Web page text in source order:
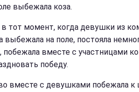
выбежала коза.
тот момент, когда девушки из
выбежала на поле, постояла
побежала вместе с участницами
победу.
вместе с девушками побежала к